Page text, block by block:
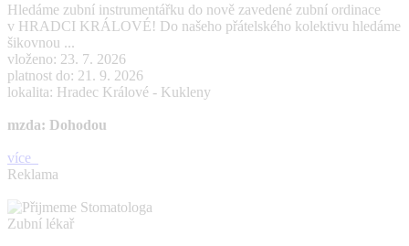
Hledáme zubní instrumentářku do nově zavedené zubní ordinace
v HRADCI KRÁLOVÉ! Do našeho přátelského kolektivu hledáme
šikovnou ...
vloženo: 23. 7. 2026
platnost do: 21. 9. 2026
lokalita: Hradec Králové - Kukleny
mzda: Dohodou
více
Reklama
Zubní lékař